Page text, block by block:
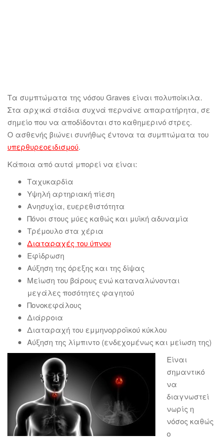
Τα συμπτώματα της νόσου Graves είναι πολυποίκιλα.
Στα αρχικά στάδια συχνά περνάνε απαρατήρητα, σε
σημείο που να αποδίδονται στο καθημερινό στρες.
Ο ασθενής βιώνει συνήθως έντονα τα συμπτώματα του
υπερθυρεοειδισμού.
Κάποια από αυτά μπορεί να είναι:
Ταχυκαρδία
Υψηλή αρτηριακή πίεση
Ανησυχία, ευερεθιστότητα
Πόνοι στους μύες καθώς και μυϊκή αδυναμία
Τρέμουλο στα χέρια
Διαταραχές του ύπνου
Εφίδρωση
Αύξηση της όρεξης και της δίψας
Μείωση του βάρους ενώ καταναλώνονται
μεγάλες ποσότητες φαγητού
Πονοκεφάλους
Διάρροια
Διαταραχή του εμμηνορροϊκού κύκλου
Αύξηση της λίμπιντο (ενδεχομένως και μείωση της)
Είναι
σημαντικό
να
διαγνωστεί
νωρίς η
νόσος καθώς
ο